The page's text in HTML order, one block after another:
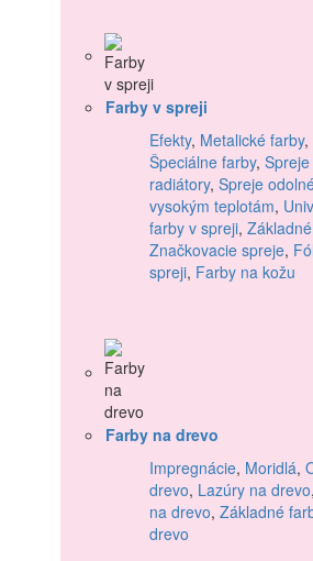
Farby v spreji
Efekty, Metalické farby,
Špeciálne farby,
radiátory, Spreje
vysokým teplotám,
farby v spreji,
Značkovacie spreje,
spreji, Farby na kožu
Farby na drevo
Impregnácie, Moridlá,
drevo, Lazúry na drevo,
na drevo, Základné
drevo